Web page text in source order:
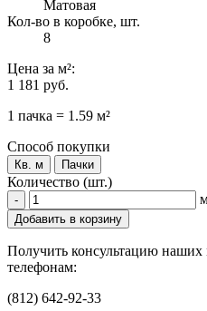
Матовая
Кол-во в коробке, шт.
8
Цена за м²:
1 181 руб.
1 пачка = 1.59 м²
Способ покупки
Кв. м Пачки
Количество (шт.)
-
Добавить в корзину
Получить консультацию
телефонам:
(812) 642-92-33